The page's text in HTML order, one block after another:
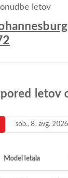
letov
letov
sob., 8. avg. 2026
Model letala